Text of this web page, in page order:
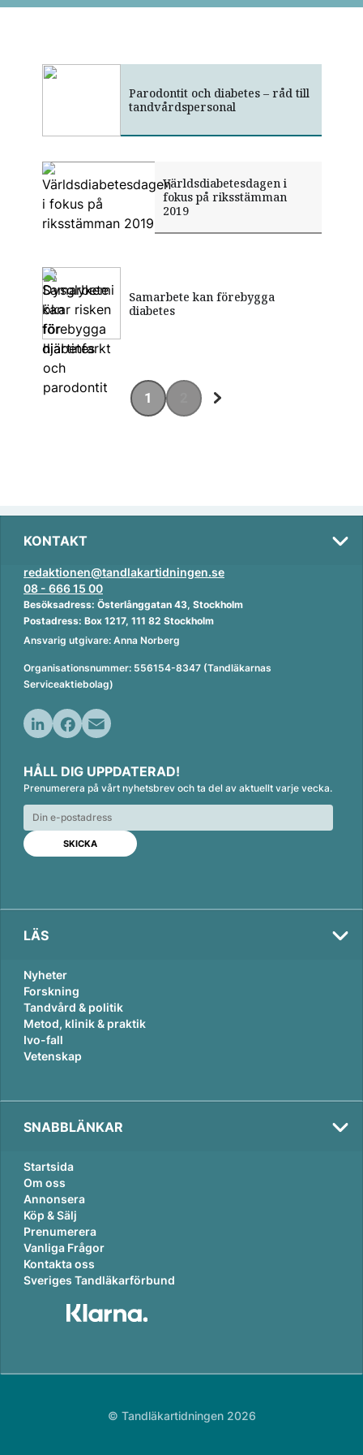
Parodontit och diabetes – råd till
tandvårdspersonal
Världsdiabetesdagen i
fokus på riksstämman
2019
Dysglykemi ökar risken för
hjärtinfarkt och parodontit
Risk-toppen för parodontit
klarlagd
Samarbete kan förebygga
diabetes
1
KONTAKT
redaktionen@tandlakartidningen.se
08 - 666 15 00
Besöksadress: Österlånggatan 43, Stockholm
Postadress: Box 1217, 111 82 Stockholm
Ansvarig utgivare: Anna Norberg
Organisationsnummer: 556154-8347 (Tandläkarnas
Serviceaktiebolag)
n
k
e
d
n
c
e
b
o
o
k
a
i
l
HÅLL DIG UPPDATERAD!
Prenumerera på vårt nyhetsbrev och ta del av aktuellt varje vecka.
LÄS
Nyheter
Forskning
Tandvård & politik
Metod, klinik & praktik
Ivo-fall
Vetenskap
SNABBLÄNKAR
Startsida
Om oss
Annonsera
Köp & Sälj
Prenumerera
Vanliga Frågor
Kontakta oss
Sveriges Tandläkarförbund
© Tandläkartidningen 2026